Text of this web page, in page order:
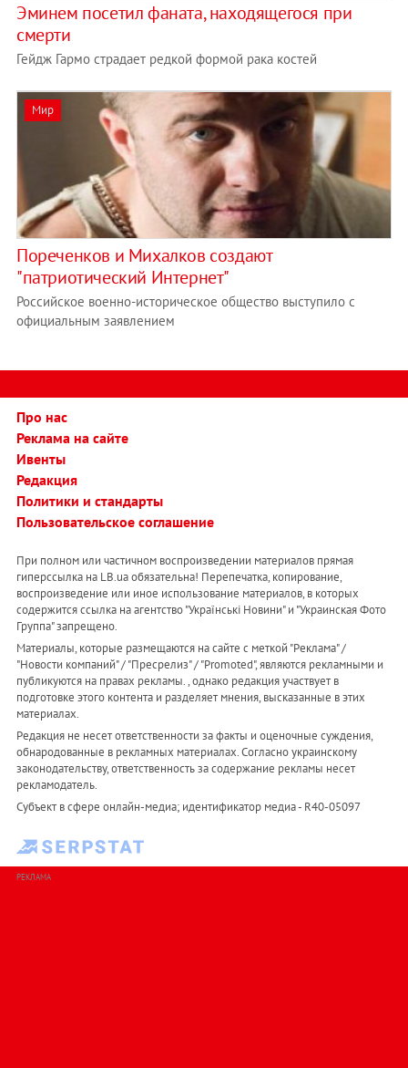
Эминем посетил фаната, находящегося при
смерти
Гейдж Гармо страдает редкой формой рака костей
Мир
Пореченков и Михалков создают
"патриотический Интернет"
Российское военно-историческое общество выступило с
официальным заявлением
Про нас
Реклама на сайте
Ивенты
Редакция
Политики и стандарты
Пользовательское соглашение
При полном или частичном воспроизведении материалов прямая
гиперссылка на LB.ua обязательна! Перепечатка, копирование,
воспроизведение или иное использование материалов, в которых
содержится ссылка на агентство "Українськi Новини" и "Украинская Фото
Группа" запрещено.
Материалы, которые размещаются на сайте с меткой "Реклама" /
"Новости компаний" / "Пресрелиз" / "Promoted", являются рекламными и
публикуются на правах рекламы. , однако редакция участвует в
подготовке этого контента и разделяет мнения, высказанные в этих
материалах.
Редакция не несет ответственности за факты и оценочные суждения,
обнародованные в рекламных материалах. Согласно украинскому
законодательству, ответственность за содержание рекламы несет
рекламодатель.
Субъект в сфере онлайн-медиа; идентификатор медиа - R40-05097
РЕКЛАМА